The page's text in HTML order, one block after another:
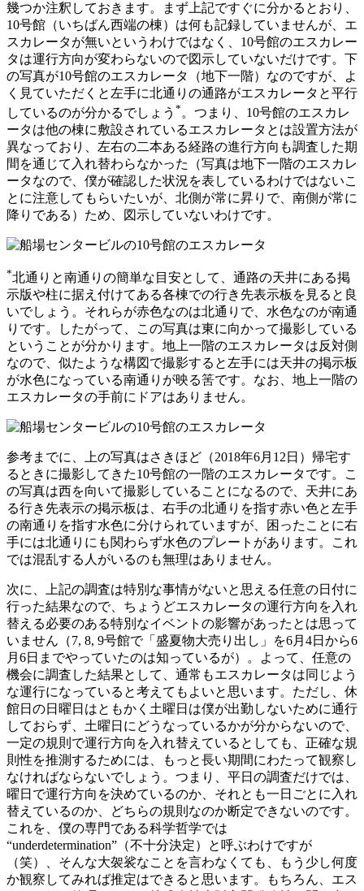
幾つか注釈しておきます。まず上記ですぐに分かるとおり、
10号館（いちばん西端の棟）は何も記録していませんが、エ
スカレータが無いというわけではなく、10号館のエスカレー
タは運行方向が変わらないので図示していないだけです。下
の写真が10号館のエスカレータ（地下一階）なのですが、よ
く見ていただくと左手に北通りの通路がエスカレータと平行
しているのが分かるでしょう * 。つまり、10号館のエスカレ
ータは他の棟に敷設されているエスカレータとは設置方法が
異なっており、左右の二本ある経路の進行方向も調査した期
間を通じて入れ替わらなかった（写真は地下一階のエスカレ
ータなので、僕が確認した状況を表しているわけではないこ
とに注意してもらいたいが、北側が常に昇りで、南側が常に
降りである）ため、図示していないわけです。
*北通りと南通りの簡単な目安として、通路の天井にある掲
示版や柱に据え付けてある各棟での行き先表示板を見ると良
いでしょう。それらが赤色なのは北通りで、水色なのが南通
りです。したがって、この写真は東に向かって撮影している
ということが分かります。地上一階のエスカレータは反対側
なので、似たような構図で撮影すると左手には天井の掲示板
が水色になっている南通りが映る筈です。なお、地上一階の
エスカレータの手前にドアはありません。
参考までに、上の写真はさきほど（2018年6月12日）帰宅す
るときに撮影してきた10号館の一階のエスカレータです。こ
の写真は西を向いて撮影していることになるので、天井にあ
る行き先表示の掲示板は、右手の北通りを指す赤い色と左手
の南通りを指す水色に分けられていますが、困ったことに右
手には北通りにも関わらず水色のプレートがあります。これ
では混乱する人がいるのも無理はありません。
次に、上記の調査は特別な事情がないと思える任意の日付に
行った結果なので、ちょうどエスカレータの運行方向を入れ
替える必要のある特別なイベントの影響があったとは思って
いません（7, 8, 9号館で「盛夏物大売り出し」を6月4日から6
月6日までやっていたのは知っているが）。よって、任意の
機会に調査した結果として、通常もエスカレータは同じよう
な運行になっていると考えてもよいと思います。ただし、休
館日の日曜日はともかく土曜日は僕が出勤しないために通行
しておらず、土曜日にどうなっているかが分からないので、
一定の規則で運行方向を入れ替えているとしても、正確な規
則性を推測するためには、もっと長い期間にわたって観察し
なければならないでしょう。つまり、平日の調査だけでは、
曜日で運行方向を決めているのか、それとも一日ごとに入れ
替えているのか、どちらの規則なのか断定できないのです。
これを、僕の専門である科学哲学では
“underdetermination”（不十分決定）と呼ぶわけですが
（笑）、そんな大袈裟なことを言わなくても、もう少し何度
か観察してみれば推定はできると思います。もちろん、エス